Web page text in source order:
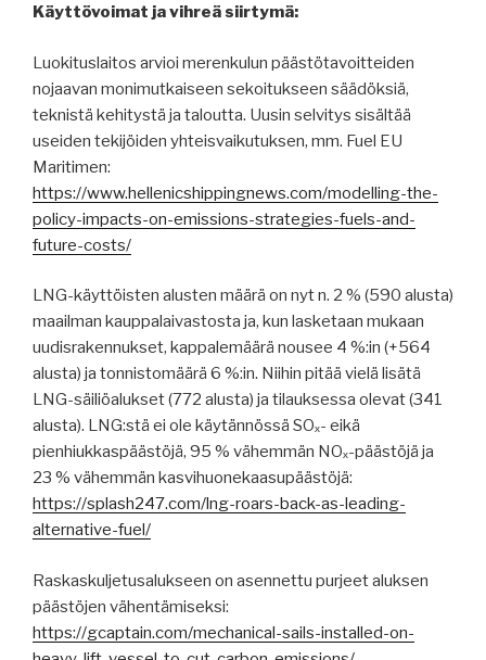
Käyttövoimat ja vihreä siirtymä:
Luokituslaitos arvioi merenkulun päästötavoitteiden
nojaavan monimutkaiseen sekoitukseen säädöksiä,
teknistä kehitystä ja taloutta. Uusin selvitys sisältää
useiden tekijöiden yhteisvaikutuksen, mm. Fuel EU
Maritimen:
https://www.hellenicshippingnews.com/modelling-the-
policy-impacts-on-emissions-strategies-fuels-and-
future-costs/
LNG-käyttöisten alusten määrä on nyt n. 2 % (590 alusta)
maailman kauppalaivastosta ja, kun lasketaan mukaan
uudisrakennukset, kappalemäärä nousee 4 %:in (+564
alusta) ja tonnistomäärä 6 %:in. Niihin pitää vielä lisätä
LNG-säiliöalukset (772 alusta) ja tilauksessa olevat (341
alusta). LNG:stä ei ole käytännössä SOₓ- eikä
pienhiukkaspäästöjä, 95 % vähemmän NOₓ-päästöjä ja
23 % vähemmän kasvihuonekaasupäästöjä:
https://splash247.com/lng-roars-back-as-leading-
alternative-fuel/
Raskaskuljetusalukseen on asennettu purjeet aluksen
päästöjen vähentämiseksi:
https://gcaptain.com/mechanical-sails-installed-on-